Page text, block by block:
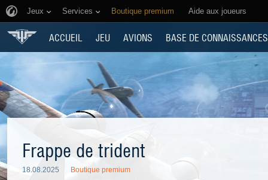
Jeux Services Boutique premium Aide aux joueurs
ACCUEIL JEU AVIONS BASE DE CONNAISSANCES
Frappe de trident
18.08.2025 Boutique premium